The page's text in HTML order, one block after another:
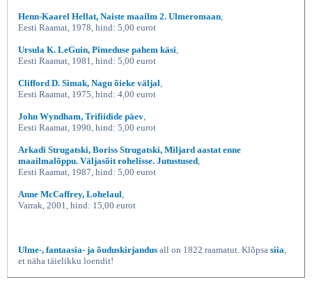
Henn-Kaarel Hellat, Naiste maailm 2. Ulmeromaan
Eesti Raamat, 1978, hind: 5,00 eurot
Ursula K. LeGuin, Pimeduse pahem käsi
Eesti Raamat, 1981, hind: 5,00 eurot
Clifford D. Simak, Nagu õieke väljal
Eesti Raamat, 1975, hind: 4,00 eurot
John Wyndham, Trifiidide päev
Eesti Raamat, 1990, hind: 5,00 eurot
Arkadi Strugatski, Boriss Strugatski, Miljard aastat enne
maailmalõppu. Väljasõit rohelisse. Jutustused
Eesti Raamat, 1987, hind: 5,00 eurot
Anne McCaffrey, Lohelaul
Varrak, 2001, hind: 15,00 eurot
Ulme-, fantaasia- ja õuduskirjandus all on 1822 raamatut. Klõpsa siia
et näha täielikku loendit!